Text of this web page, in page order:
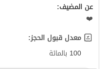
عن المضيف:
❤️
معدل قبول الحجز:
100 بالمائة